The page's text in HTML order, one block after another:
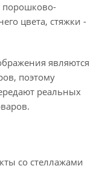
порошково-
цвета, стяжки -
являются
поэтому
реальных
со стеллажами